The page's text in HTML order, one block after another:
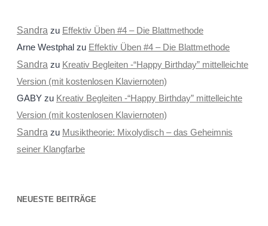
Sandra zu Effektiv Üben #4 – Die Blattmethode
Arne Westphalzu Effektiv Üben #4 – Die Blattmethode
Sandra zu Kreativ Begleiten -“Happy Birthday” mittelleichte
Version (mit kostenlosen Klaviernoten)
GABYzu Kreativ Begleiten -“Happy Birthday” mittelleichte
Version (mit kostenlosen Klaviernoten)
Sandra zu Musiktheorie: Mixolydisch – das Geheimnis
seiner Klangfarbe
NEUESTE BEITRÄGE